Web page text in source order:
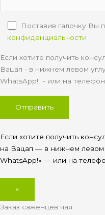
Поставив галочку Вы
конфиденциальности
Если хотите получить
Вацап - в нижнем левом
WhatsApp!" - или на телефон
Если хотите получить
на Вацап — в нижнем левом
WhatsApp!» — или на
×
Заказ саженцев чая